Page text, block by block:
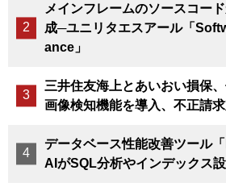
メインフレームのソースコー
成─ユニリタエスアール「
ance」
三井住友海上とあいおい損保
画像検知機能を導入、不正請
データベース性能改善ツール
AIがSQL分析やインデックス